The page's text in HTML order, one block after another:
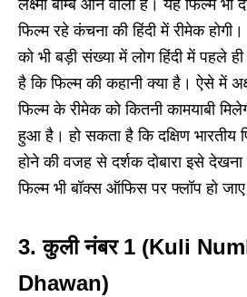
लक्ष्मी बॉम्ब आने वाली है। यह फिल्म भी
फिल्म रहे कंचना की हिंदी में रीमेक
को भी बड़ी संख्या में लोग हिंदी में पहले
है कि फिल्म की कहानी क्या है। ऐसे में
फिल्म के रीमेक को कितनी कामयाबी
हुआ है। हो सकता है कि दक्षिण भारतीय
होने की वजह से दर्शक दोबारा इसे
फिल्म भी बॉक्स ऑफिस पर फ्लॉप हो
3. कुली नंबर 1 (Kuli
Dhawan)